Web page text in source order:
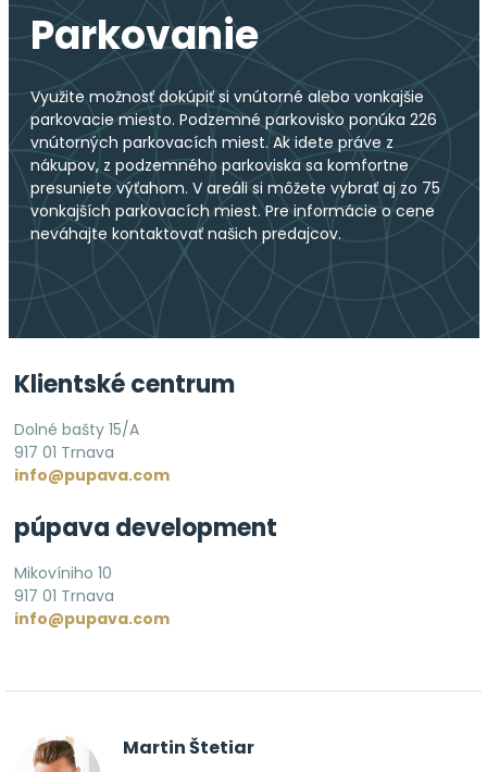
Parkovanie
Využite možnosť dokúpiť si vnútorné alebo vonkajšie
parkovacie miesto. Podzemné parkovisko ponúka 226
vnútorných parkovacích miest. Ak idete práve z
nákupov, z podzemného parkoviska sa komfortne
presuniete výťahom. V areáli si môžete vybrať aj zo 75
vonkajších parkovacích miest. Pre informácie o cene
neváhajte kontaktovať našich predajcov.
Klientské centrum
Dolné bašty 15/A
917 01 Trnava
info@pupava.com
púpava development
Mikovíniho 10
917 01 Trnava
info@pupava.com
Martin Štetiar